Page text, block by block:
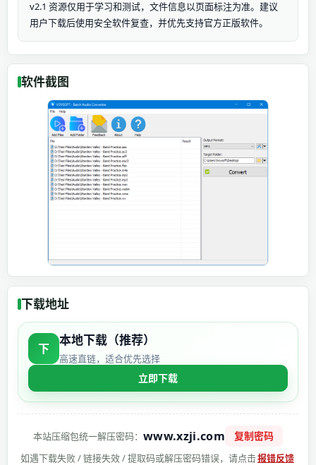
v2.1 资源仅用于学习和测试，文件信息以页面标注为准。建议
用户下载后使用安全软件复查，并优先支持官方正版软件。
软件截图
下载地址
下
本地下载（推荐）
高速直链，适合优先选择
立即下载
本站压缩包统一解压密码：www.xzji.com 复制密码
如遇下载失败 / 链接失效 / 提取码或解压密码错误，请点击报错反馈